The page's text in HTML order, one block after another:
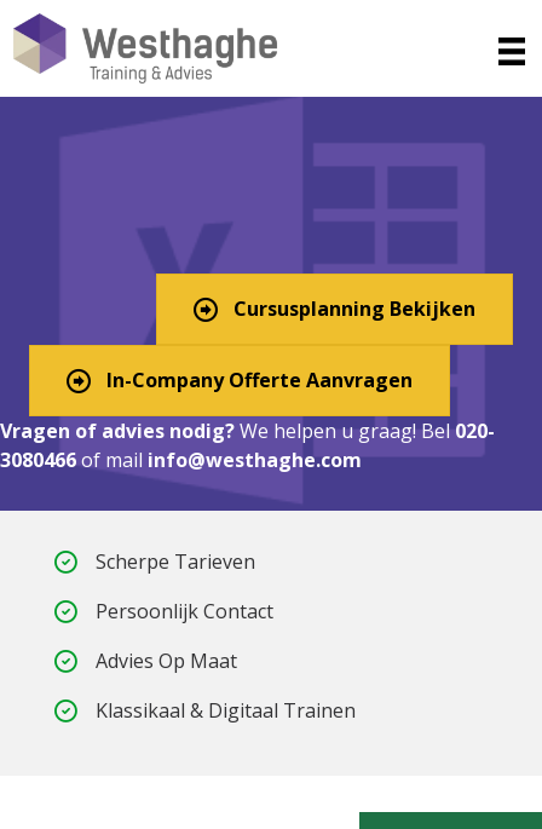
Excel Cursus in Geldrop-Mierlo?
Klassikaal!
Cursusplanning Bekijken
In-Company Offerte Aanvragen
Vragen of advies nodig?We helpen u graag! Bel020-
3080466of mail info@westhaghe.com
Scherpe Tarieven
Persoonlijk Contact
Advies Op Maat
Klassikaal & Digitaal Trainen